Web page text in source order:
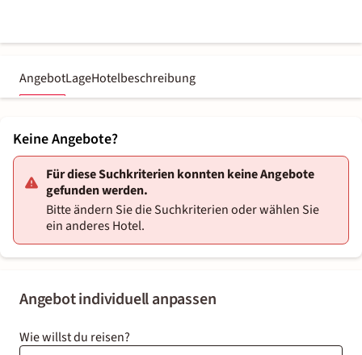
AngebotLageHotelbeschreibung
Angebot individuell anpassen
Wie willst du reisen?
Keine Angebote?
Für diese Suchkriterien konnten keine Angebote
gefunden werden.
Bitte ändern Sie die Suchkriterien oder wählen Sie
ein anderes Hotel.